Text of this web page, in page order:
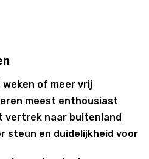
weken of meer vrij
meest enthousiast
vertrek naar buitenland
steun en duidelijkheid voor